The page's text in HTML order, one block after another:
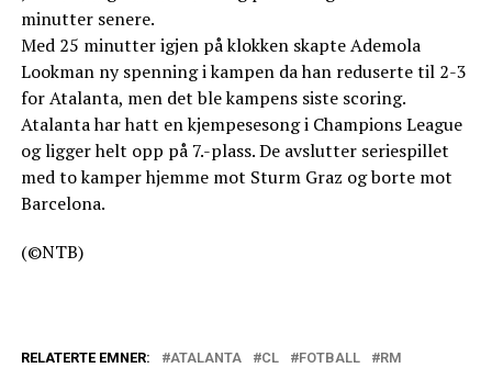
minutter senere.
Med 25 minutter igjen på klokken skapte Ademola
Lookman ny spenning i kampen da han reduserte til 2-3
for Atalanta, men det ble kampens siste scoring.
Atalanta har hatt en kjempesesong i Champions League
og ligger helt opp på 7.-plass. De avslutter seriespillet
med to kamper hjemme mot Sturm Graz og borte mot
Barcelona.
(©NTB)
RELATERTE EMNER: ATALANTA CL FOTBALL RM